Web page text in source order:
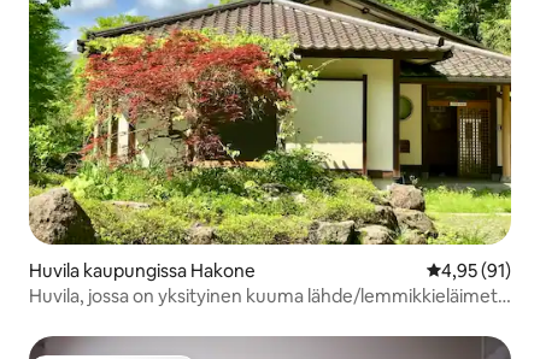
Huvila kaupungissa Hakone
4,95 (91)
Huvila, jossa on yksityinen kuuma lähde/lemmikkieläimet